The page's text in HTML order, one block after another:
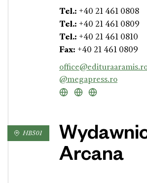
Tel.: +40 21 461 0808
Tel.: +40 21 461 0809
Tel.: +40 21 461 0810
Fax: +40 21 461 0809
@megapress.ro
HB501
Arcana